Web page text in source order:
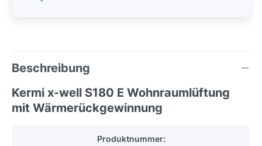
Beschreibung
Kermi x-well S180 E Wohnraumlüftung
mit Wärmerückgewinnung
Produktnummer: